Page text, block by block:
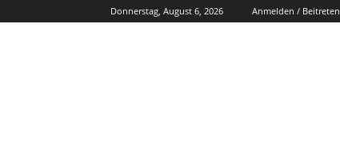
Donnerstag, August 6, 2026 Anmelden / Beitreten